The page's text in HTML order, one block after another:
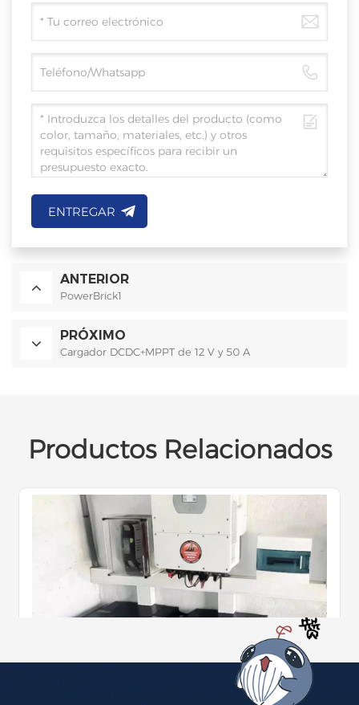
ENTREGAR
ANTERIOR
PowerBrick1
PRÓXIMO
Cargador DCDC+MPPT de 12 V y 50 A
Productos Relacionados